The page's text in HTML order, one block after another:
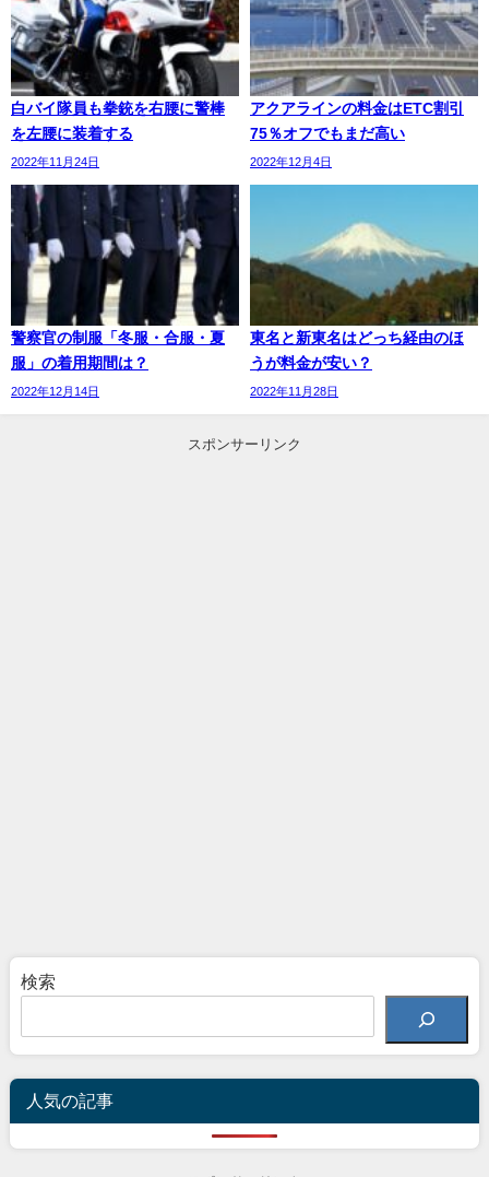
白バイ隊員も拳銃を右腰に警棒
を左腰に装着する
2022年11月24日
アクアラインの料金はETC割引
75％オフでもまだ高い
2022年12月4日
警察官の制服「冬服・合服・夏
服」の着用期間は？
2022年12月14日
東名と新東名はどっち経由のほ
うが料金が安い？
2022年11月28日
スポンサーリンク
検索
人気の記事